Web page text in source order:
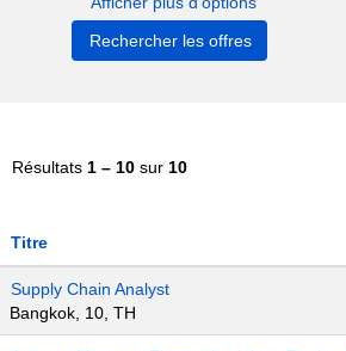
Résultats 1 – 10 sur 10
Titre
Supply Chain Analyst
Bangkok, 10, TH